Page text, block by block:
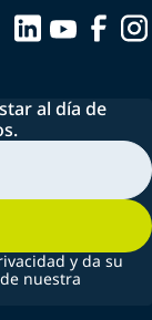
al día de
y da su
nuestra